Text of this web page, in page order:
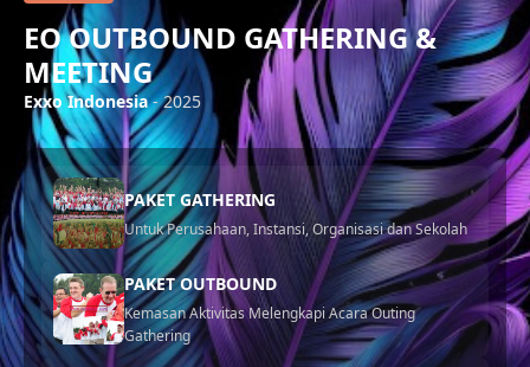
EO OUTBOUND GATHERING &
MEETING
Exxo Indonesia- 2025
PAKET GATHERING
Untuk Perusahaan, Instansi, Organisasi dan Sekolah
PAKET OUTBOUND
Kemasan Aktivitas Melengkapi Acara Outing
Gathering